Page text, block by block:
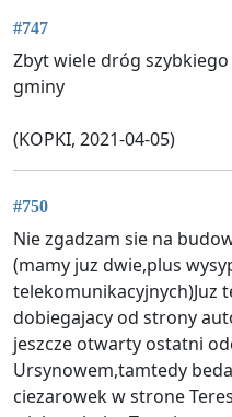
#747
Zbyt wiele dróg
gminy
(KOPKI, 2021-04-05)
#750
Nie zgadzam sie na
(mamy juz dwie,plus
telekomunikacyjnych)Juz
dobiegajacy od strony
jeszcze otwarty ostatni
Ursynowem,tamtedy
ciezarowek w strone